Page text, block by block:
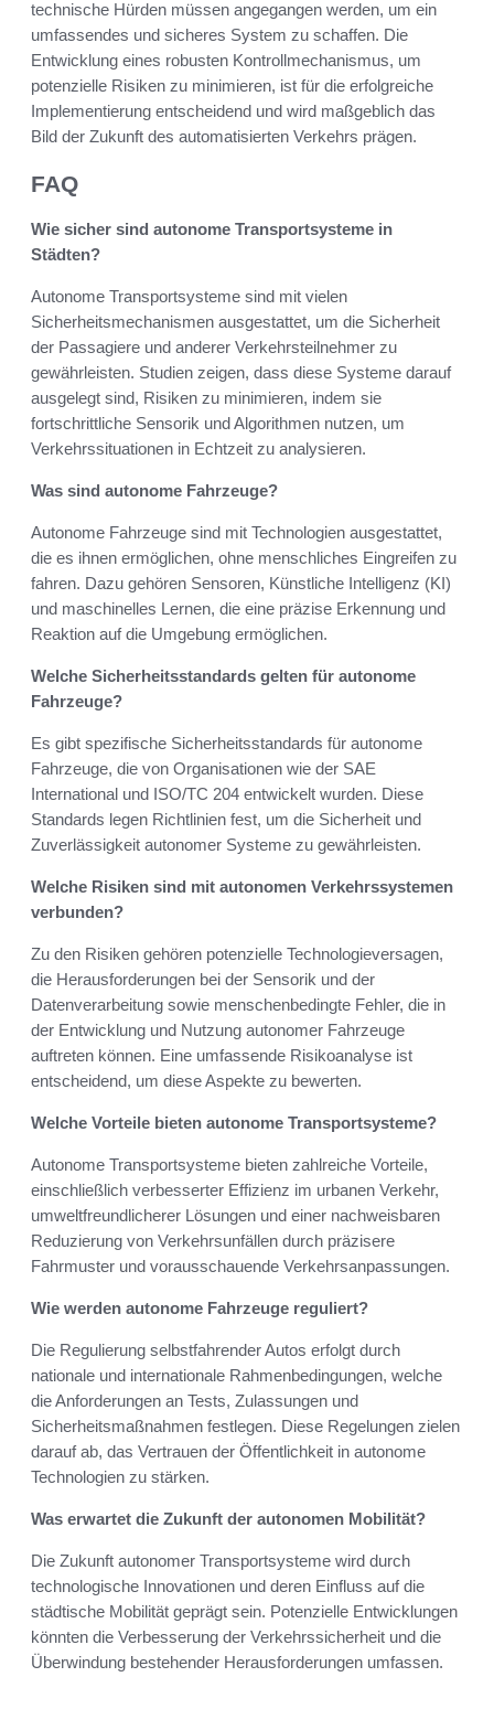
technische Hürden müssen angegangen werden, um ein
umfassendes und sicheres System zu schaffen. Die
Entwicklung eines robusten Kontrollmechanismus, um
potenzielle Risiken zu minimieren, ist für die erfolgreiche
Implementierung entscheidend und wird maßgeblich das
Bild der Zukunft des automatisierten Verkehrs prägen.
FAQ
Wie sicher sind autonome Transportsysteme in
Städten?
Autonome Transportsysteme sind mit vielen
Sicherheitsmechanismen ausgestattet, um die Sicherheit
der Passagiere und anderer Verkehrsteilnehmer zu
gewährleisten. Studien zeigen, dass diese Systeme darauf
ausgelegt sind, Risiken zu minimieren, indem sie
fortschrittliche Sensorik und Algorithmen nutzen, um
Verkehrssituationen in Echtzeit zu analysieren.
Was sind autonome Fahrzeuge?
Autonome Fahrzeuge sind mit Technologien ausgestattet,
die es ihnen ermöglichen, ohne menschliches Eingreifen zu
fahren. Dazu gehören Sensoren, Künstliche Intelligenz (KI)
und maschinelles Lernen, die eine präzise Erkennung und
Reaktion auf die Umgebung ermöglichen.
Welche Sicherheitsstandards gelten für autonome
Fahrzeuge?
Es gibt spezifische Sicherheitsstandards für autonome
Fahrzeuge, die von Organisationen wie der SAE
International und ISO/TC 204 entwickelt wurden. Diese
Standards legen Richtlinien fest, um die Sicherheit und
Zuverlässigkeit autonomer Systeme zu gewährleisten.
Welche Risiken sind mit autonomen Verkehrssystemen
verbunden?
Zu den Risiken gehören potenzielle Technologieversagen,
die Herausforderungen bei der Sensorik und der
Datenverarbeitung sowie menschenbedingte Fehler, die in
der Entwicklung und Nutzung autonomer Fahrzeuge
auftreten können. Eine umfassende Risikoanalyse ist
entscheidend, um diese Aspekte zu bewerten.
Welche Vorteile bieten autonome Transportsysteme?
Autonome Transportsysteme bieten zahlreiche Vorteile,
einschließlich verbesserter Effizienz im urbanen Verkehr,
umweltfreundlicherer Lösungen und einer nachweisbaren
Reduzierung von Verkehrsunfällen durch präzisere
Fahrmuster und vorausschauende Verkehrsanpassungen.
Wie werden autonome Fahrzeuge reguliert?
Die Regulierung selbstfahrender Autos erfolgt durch
nationale und internationale Rahmenbedingungen, welche
die Anforderungen an Tests, Zulassungen und
Sicherheitsmaßnahmen festlegen. Diese Regelungen zielen
darauf ab, das Vertrauen der Öffentlichkeit in autonome
Technologien zu stärken.
Was erwartet die Zukunft der autonomen Mobilität?
Die Zukunft autonomer Transportsysteme wird durch
technologische Innovationen und deren Einfluss auf die
städtische Mobilität geprägt sein. Potenzielle Entwicklungen
könnten die Verbesserung der Verkehrssicherheit und die
Überwindung bestehender Herausforderungen umfassen.